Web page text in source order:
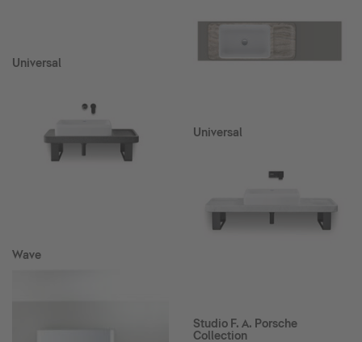
Universal
Wave
Universal
Studio F. A. Porsche
Collection